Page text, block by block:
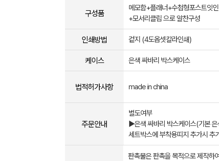
구성품
메모함+플래너+수첩형포스트잇
+모서리클립 으로 알찬구성
인쇄방법 겉지 (4도옵셋칼라인쇄)
케이스 은색 싸바리 박스케이스
법적허가사항 made in china
주문안내
별도여부
▶은색 싸바리 박스케이스(기본 은
세트박스에 부착용띠지 추가시 추
판촉물은 판촉을 목적으로 제작하